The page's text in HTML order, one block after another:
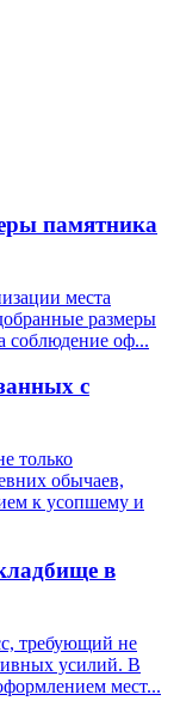
памятника
места
размеры
соблюдение оф...
с
только
обычаев,
к усопшему и
в
требующий не
усилий. В
мест...